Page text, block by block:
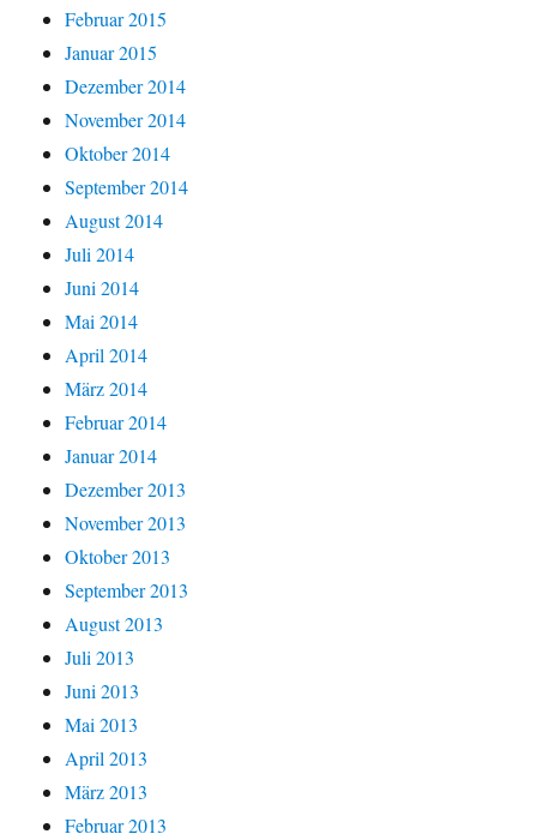
Februar 2015
Januar 2015
Dezember 2014
November 2014
Oktober 2014
September 2014
August 2014
Juli 2014
Juni 2014
Mai 2014
April 2014
März 2014
Februar 2014
Januar 2014
Dezember 2013
November 2013
Oktober 2013
September 2013
August 2013
Juli 2013
Juni 2013
Mai 2013
April 2013
März 2013
Februar 2013